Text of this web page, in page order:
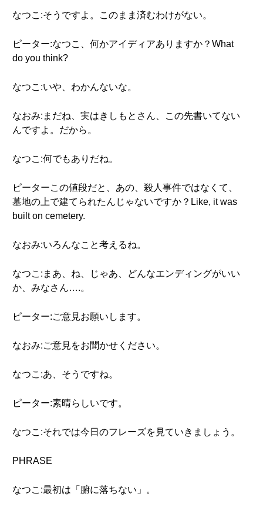
なつこ:そうですよ。このまま済むわけがない。
ピーター:なつこ、何かアイディアありますか？What
do you think?
なつこ:いや、わかんないな。
なおみ:まだね、実はきしもとさん、この先書いてない
んですよ。だから。
なつこ:何でもありだね。
ピーターこの値段だと、あの、殺人事件ではなくて、
墓地の上で建てられたんじゃないですか？Like, it was
built on cemetery.
なおみ:いろんなこと考えるね。
なつこ:まあ、ね、じゃあ、どんなエンディングがいい
か、みなさん….。
ピーター:ご意見お願いします。
なおみ:ご意見をお聞かせください。
なつこ:あ、そうですね。
ピーター:素晴らしいです。
なつこ:それでは今日のフレーズを見ていきましょう。
PHRASE
なつこ:最初は「腑に落ちない」。